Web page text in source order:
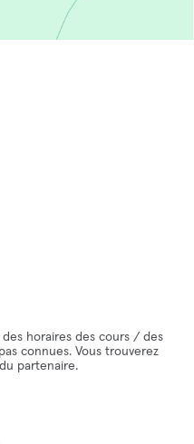
horaires des cours / des
connues. Vous trouverez
partenaire.